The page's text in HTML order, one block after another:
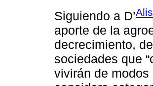
Siguiendo a D’
aporte de la
decrecimiento,
sociedades que
vivirán de